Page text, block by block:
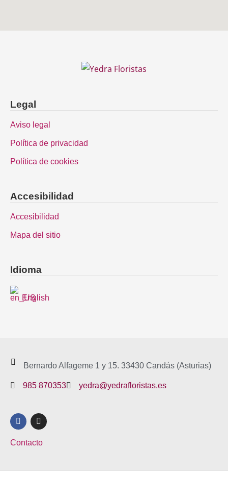
Legal
Aviso legal
Política de privacidad
Política de cookies
Accesibilidad
Accesibilidad
Mapa del sitio
Idioma
English
Bernardo Alfageme 1 y 15. 33430 Candás (Asturias)
985 870353 yedra@yedrafloristas.es
F
a
c
e
k
I
n
s
t
a
Contacto